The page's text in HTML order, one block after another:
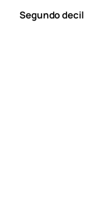
Segundo decil